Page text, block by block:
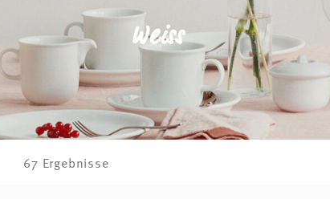
Weiss
67 Ergebnisse